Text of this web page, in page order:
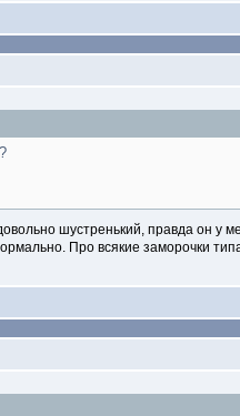
шустренький, правда он у
Про всякие заморочки